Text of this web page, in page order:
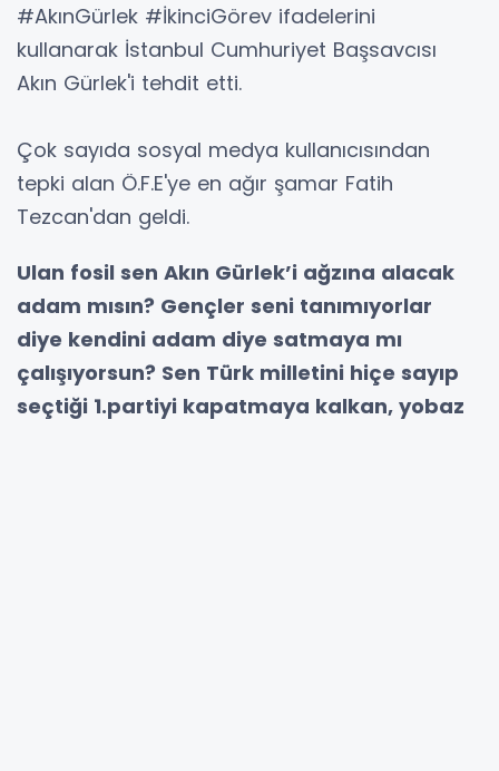
#AkınGürlek #İkinciGörev ifadelerini
kullanarak İstanbul Cumhuriyet Başsavcısı
Akın Gürlek'i tehdit etti.
Çok sayıda sosyal medya kullanıcısından
tepki alan Ö.F.E'ye en ağır şamar Fatih
Tezcan'dan geldi.
Ulan fosil sen Akın Gürlek’i ağzına alacak
adam mısın? Gençler seni tanımıyorlar
diye kendini adam diye satmaya mı
çalışıyorsun? Sen Türk milletini hiçe sayıp
seçtiği 1.partiyi kapatmaya kalkan, yobaz